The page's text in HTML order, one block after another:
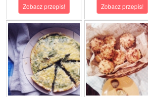
Zobacz przepis! Zobacz przepis!